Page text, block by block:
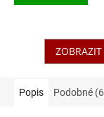
ZOBRAZIT
Popis Podobné